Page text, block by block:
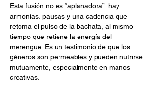
Esta fusión no es “aplanadora”: hay
armonías, pausas y una cadencia que
retoma el pulso de la bachata, al mismo
tiempo que retiene la energía del
merengue. Es un testimonio de que los
géneros son permeables y pueden nutrirse
mutuamente, especialmente en manos
creativas.